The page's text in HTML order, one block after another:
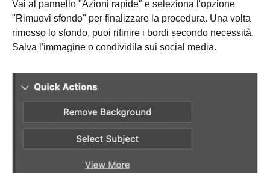
Vai al pannello "Azioni rapide" e seleziona l'opzione
"Rimuovi sfondo" per finalizzare la procedura. Una volta
rimosso lo sfondo, puoi rifinire i bordi secondo necessità.
Salva l'immagine o condividila sui social media.